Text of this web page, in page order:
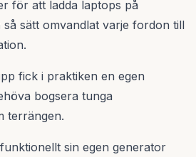
för att ladda laptops på
sätt omvandlat varje fordon till
fick i praktiken en egen
bogsera tunga
terrängen.
sin egen generator